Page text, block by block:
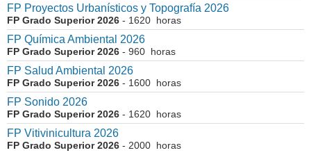
FP Proyectos Urbanísticos y Topografía 2026
FP Grado Superior 2026 - 1620 horas
FP Química Ambiental 2026
FP Grado Superior 2026 - 960 horas
FP Salud Ambiental 2026
FP Grado Superior 2026 - 1600 horas
FP Sonido 2026
FP Grado Superior 2026 - 1620 horas
FP Vitivinicultura 2026
FP Grado Superior 2026 - 2000 horas